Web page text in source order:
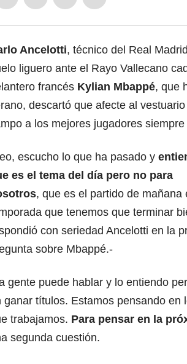
Ancelotti, técnico del Real
liguero ante el Rayo Vallecano
francés Kylian Mbappé, que
descartó que afecte al
a los mejores jugadores
escucho lo que ha pasado y
es el tema del día pero no para
, que es el partido de mañana
que tenemos que terminar
con seriedad Ancelotti en la
sobre Mbappé.-
gente puede hablar y lo entiendo
ganar títulos. Estamos pensando
trabajamos. Para pensar en la
segunda cuestión.